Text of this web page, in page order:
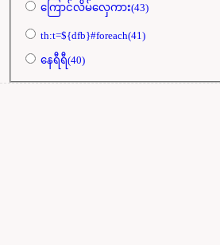
ကြောင်လိမ်လှေကား(43)
th:t=${dfb}#foreach(41)
နေရီရီ(40)